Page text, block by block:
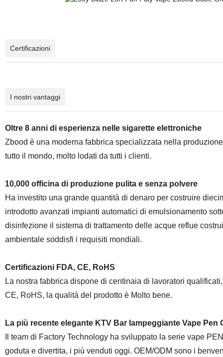
Certificazioni
I nostri vantaggi
Oltre 8 anni di esperienza nelle sigarette elettroniche
Zbood è una moderna fabbrica specializzata nella
tutto il mondo, molto lodati da tutti i clienti.
10,000 officina di produzione pulita e senza polvere
Ha investito una grande quantità di denaro per costruire
introdotto avanzati impianti automatici di emulsionamento
disinfezione il sistema di trattamento delle acque reflue
ambientale soddisfi i requisiti mondiali.
Certificazioni FDA, CE, RoHS
La nostra fabbrica dispone di centinaia di lavoratori
CE, RoHS, la qualità del prodotto è Molto bene.
La più recente elegante KTV Bar lampeggiante Vape Pen
Il team di Factory Technology ha sviluppato la serie vape
goduta e divertita, i più venduti oggi. OEM/ODM sono i